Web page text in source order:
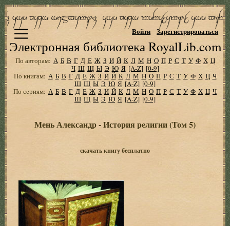
Электронная библиотека RoyalLib.com
Войти Зарегистрироваться
По авторам: А Б В Г Д Е Ж З И Й К Л М Н О П Р С Т У Ф Х Ц
Ч Ш Щ Ы Э Ю Я [A-Z] [0-9]
По книгам: А Б В Г Д Е Ж З И Й К Л М Н О П Р С Т У Ф Х Ц Ч
Ш Щ Ы Э Ю Я [A-Z] [0-9]
По сериям: А Б В Г Д Е Ж З И Й К Л М Н О П Р С Т У Ф Х Ц Ч
Ш Щ Ы Э Ю Я [A-Z] [0-9]
Мень Александр - История религии (Том 5)
скачать книгу бесплатно